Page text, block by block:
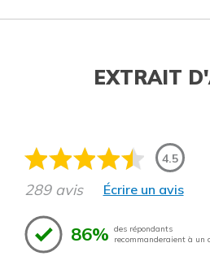
EXTRAIT
4.5
289 avis Écrire un avis
86% des répondants
recommanderaient à un